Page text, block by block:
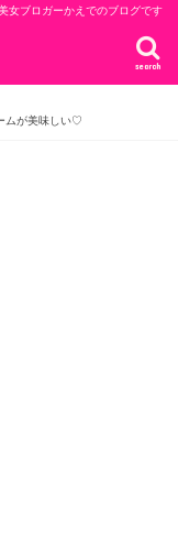
女ブロガーかえでのブログです
search
ムが美味しい♡